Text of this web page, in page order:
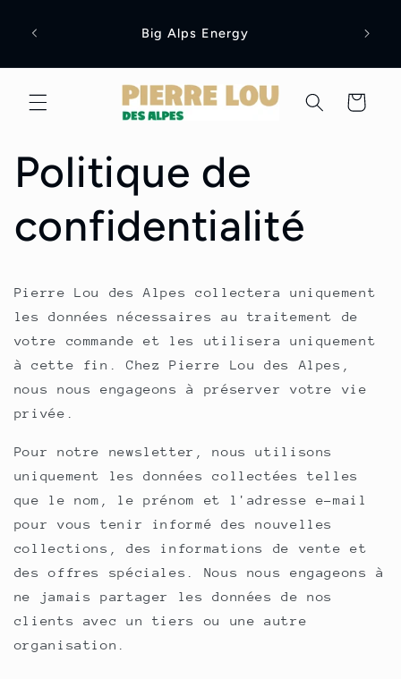
au
Big Alps Energy
Panier
Politique de
confidentialité
Pierre Lou des Alpes collectera uniquement
les données nécessaires au traitement de
votre commande et les utilisera uniquement
à cette fin. Chez Pierre Lou des Alpes,
nous nous engageons à préserver votre vie
privée.
Pour notre newsletter, nous utilisons
uniquement les données collectées telles
que le nom, le prénom et l'adresse e-mail
pour vous tenir informé des nouvelles
collections, des informations de vente et
des offres spéciales. Nous nous engageons à
ne jamais partager les données de nos
clients avec un tiers ou une autre
organisation.